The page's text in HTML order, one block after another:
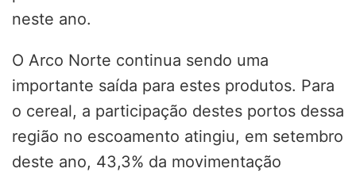
neste ano.
O Arco Norte continua sendo uma
importante saída para estes produtos. Para
o cereal, a participação destes portos dessa
região no escoamento atingiu, em setembro
deste ano, 43,3% da movimentação